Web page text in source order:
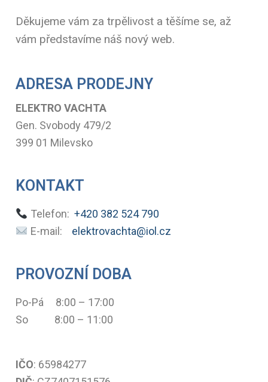
Děkujeme vám za trpělivost a těšíme se, až
vám představíme náš nový web.
ADRESA PRODEJNY
ELEKTRO VACHTA
Gen. Svobody 479/2
399 01 Milevsko
KONTAKT
Telefon: +420 382 524 790
E-mail: elektrovachta@iol.cz
PROVOZNÍ DOBA
Po-Pá 8:00 – 17:00
So 8:00 – 11:00
IČO: 65984277